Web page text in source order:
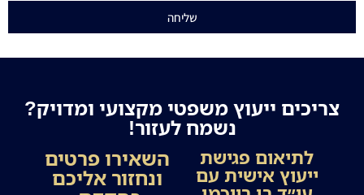
שליחה
צריכים ייעוץ משפטי מקצועי ומדויק?
נשמח לעזור!
לתיאום פגישת
ייעוץ אישית עם
השאירו פרטים
ונחזור אליכם